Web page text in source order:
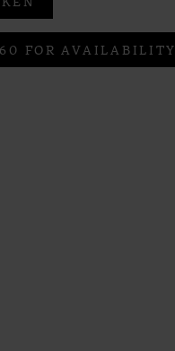
FOR AVAILABILITY